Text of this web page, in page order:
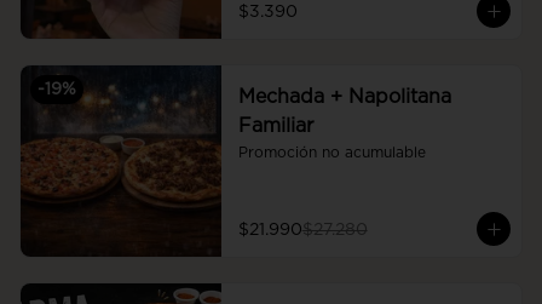
$3.390
-19%
Mechada + Napolitana
Familiar
Promoción no acumulable
$21.990$27.280